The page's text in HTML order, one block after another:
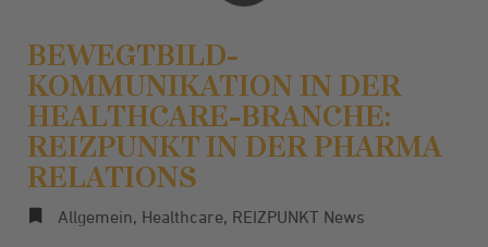
BEWEGTBILD-
KOMMUNIKATION IN DER
HEALTHCARE-BRANCHE:
REIZPUNKT IN DER PHARMA
RELATIONS
Allgemein, Healthcare, REIZPUNKT News